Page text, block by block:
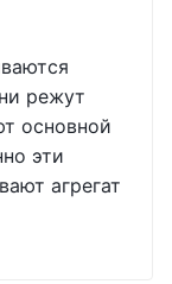
режут
основной
эти
агрегат